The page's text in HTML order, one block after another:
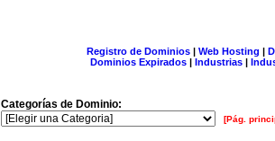
Registro de Dominios| Web Hosting |
Dominios Expirados | Industrias |
Categorías de Dominio:
[Pág.